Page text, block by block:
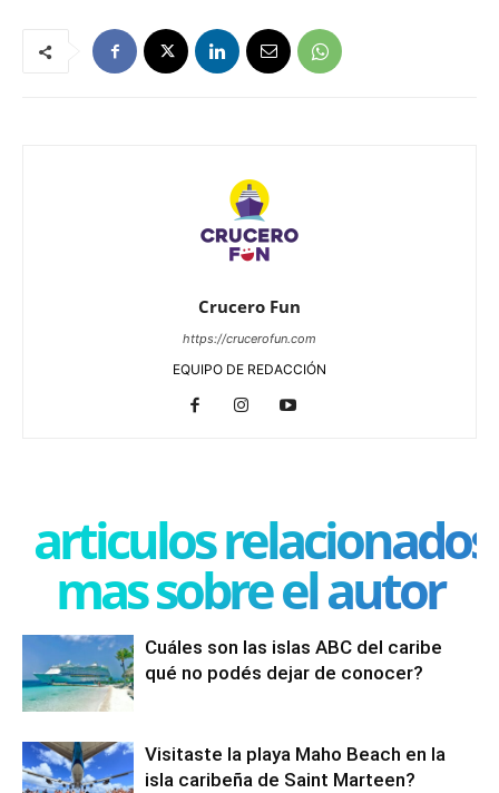
Crucero Fun
https://crucerofun.com
EQUIPO DE REDACCIÓN
articulos relacionados
mas sobre el autor
Cuáles son las islas ABC del caribe
qué no podés dejar de conocer?
Visitaste la playa Maho Beach en la
isla caribeña de Saint Marteen?